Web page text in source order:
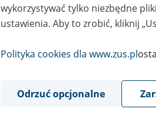
Opis wydarzenia
wykorzystywać tylko niezbędne
ustawienia. Aby to zrobić, kliknij
Polityka cookies dla www.zus.pl
Odrzuć opcjonalne